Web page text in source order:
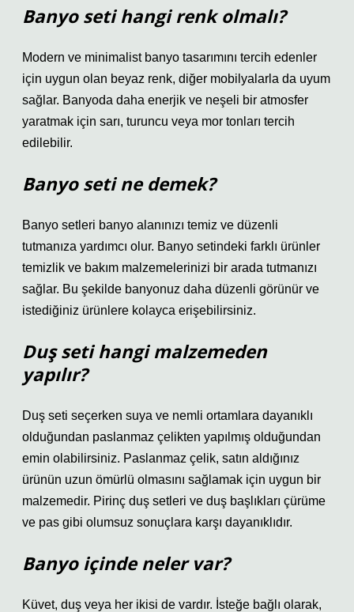
Banyo seti hangi renk olmalı?
Modern ve minimalist banyo tasarımını tercih edenler
için uygun olan beyaz renk, diğer mobilyalarla da uyum
sağlar. Banyoda daha enerjik ve neşeli bir atmosfer
yaratmak için sarı, turuncu veya mor tonları tercih
edilebilir.
Banyo seti ne demek?
Banyo setleri banyo alanınızı temiz ve düzenli
tutmanıza yardımcı olur. Banyo setindeki farklı ürünler
temizlik ve bakım malzemelerinizi bir arada tutmanızı
sağlar. Bu şekilde banyonuz daha düzenli görünür ve
istediğiniz ürünlere kolayca erişebilirsiniz.
Duş seti hangi malzemeden
yapılır?
Duş seti seçerken suya ve nemli ortamlara dayanıklı
olduğundan paslanmaz çelikten yapılmış olduğundan
emin olabilirsiniz. Paslanmaz çelik, satın aldığınız
ürünün uzun ömürlü olmasını sağlamak için uygun bir
malzemedir. Pirinç duş setleri ve duş başlıkları çürüme
ve pas gibi olumsuz sonuçlara karşı dayanıklıdır.
Banyo içinde neler var?
Küvet, duş veya her ikisi de vardır. İsteğe bağlı olarak,